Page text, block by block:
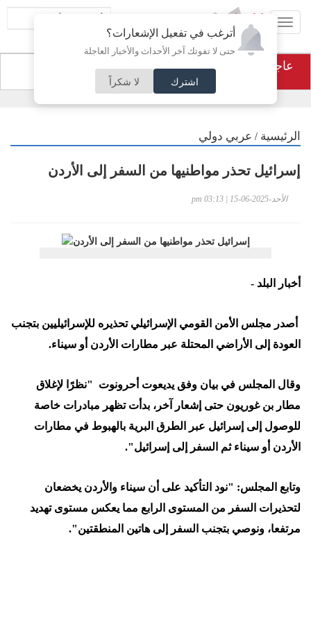
أترغب في تفعيل الإشعارات؟
حتى لا تفوتك آخر الأحداث والأخبار العاجلة
اشترك لا شكراً
عاجل
الرئيسية / عربي دولي
إسرائيل تحذر مواطنيها من السفر إلى الأردن
الأحد-2025-06-15 | 03:13 pm
أخبار البلد -
أصدر مجلس الأمن القومي الإسرائيلي تحذيره للإسرائيليين بتجنب
العودة إلى الأراضي المحتلة عبر مطارات الأردن أو سيناء.
وقال المجلس في بيان وفق يديعوت أحرونوت "نظرًا لإغلاق
مطار بن غوريون حتى إشعار آخر، بدأت تظهر مبادرات خاصة
للوصول إلى إسرائيل عبر الطرق البرية بالهبوط في مطارات
الأردن أو سيناء ثم السفر إلى إسرائيل".
وتابع المجلس: "نود التأكيد على أن سيناء والأردن يخضعان
لتحذيرات السفر من المستوى الرابع مما يعكس مستوى تهديد
مرتفعا، ونوصي بتجنب السفر إلى هاتين المنطقتين".